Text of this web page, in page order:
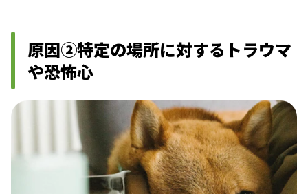
原因②特定の場所に対するトラウマ
や恐怖心